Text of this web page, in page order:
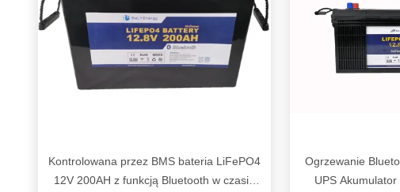
Kontrolowana przez BMS bateria LiFePO4
12V 200AH z funkcją Bluetooth w czasie
Ogrzewanie
UPS